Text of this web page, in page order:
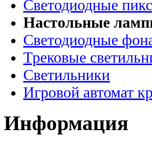
Светодиодные
Настольные
Светодиодные
Трековые
Светильники
Игровой автомат
Информация